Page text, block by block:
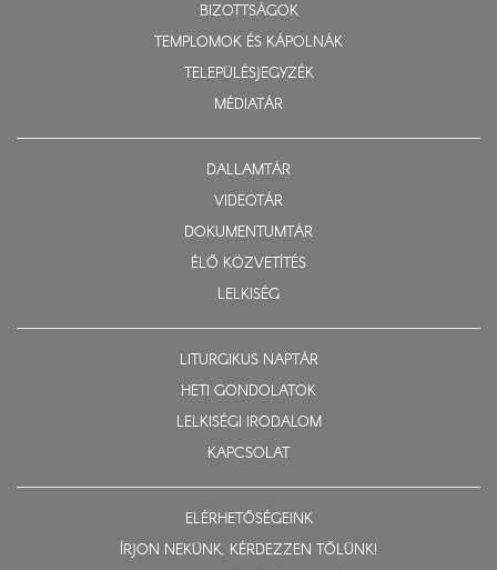
BIZOTTSÁGOK
TEMPLOMOK ÉS KÁPOLNÁK
TELEPÜLÉSJEGYZÉK
MÉDIATÁR
DALLAMTÁR
VIDEOTÁR
DOKUMENTUMTÁR
ÉLŐ KÖZVETÍTÉS
LELKISÉG
LITURGIKUS NAPTÁR
HETI GONDOLATOK
LELKISÉGI IRODALOM
KAPCSOLAT
ELÉRHETŐSÉGEINK
ÍRJON NEKÜNK, KÉRDEZZEN TŐLÜNK!